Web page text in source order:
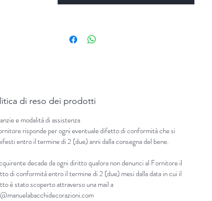
di reso dei prodotti
e modalità di assistenza
risponde per ogni eventuale difetto di conformità che si
entro il termine di 2 (due) anni dalla consegna del bene.
decade da ogni diritto qualora non denunci al Fornitore il
di conformità entro il termine di 2 (due) mesi dalla data in cui il
è stato scoperto attraverso una mail a